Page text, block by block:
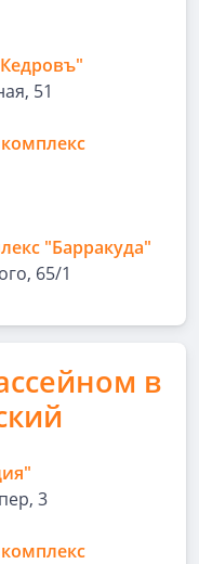
51
"Барракуда"
65/1
в
3